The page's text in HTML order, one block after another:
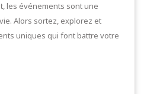
les événements sont une
Alors sortez, explorez et
uniques qui font battre votre